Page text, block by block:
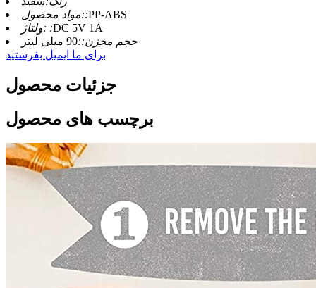
مواد محصول::PP-ABS
ولتاژ: :DC 5V 1A
حجم مخزن::90 میلی لیتر
برای ما ایمیل بفرستید
جزئیات محصول
برچسب های محصول